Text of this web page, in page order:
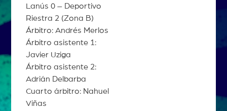
Lanús 0 – Deportivo
Riestra 2 (Zona B)
Árbitro: Andrés Merlos
Árbitro asistente 1:
Javier Uziga
Árbitro asistente 2:
Adrián Delbarba
Cuarto árbitro: Nahuel
Viñas